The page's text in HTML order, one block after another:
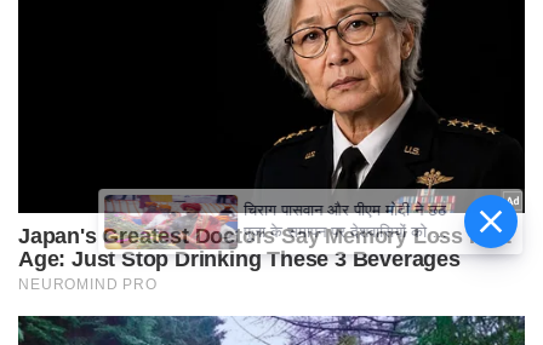
चिराग पासवान और पीएम मोदी ने छठ
पूजा के समापन पर देशवासियों को दी
शुभकामनाएं, छठी मैया से देश की
समृद्धि की कामना की